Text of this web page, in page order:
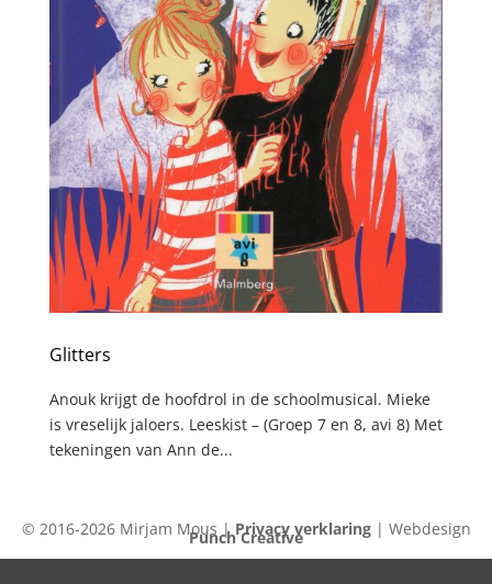
Glitters
Anouk krijgt de hoofdrol in de schoolmusical. Mieke
is vreselijk jaloers. Leeskist – (Groep 7 en 8, avi 8) Met
tekeningen van Ann de...
© 2016-2026 Mirjam Mous | Privacy verklaring| Webdesign
Punch Creative